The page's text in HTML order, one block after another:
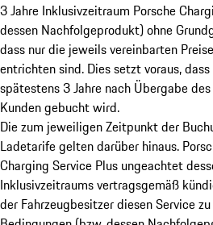
3 Jahre Inklusivzeitraum Porsche
dessen Nachfolgeprodukt) ohne
dass nur die jeweils vereinbarten
entrichten sind. Dies setzt voraus,
spätestens 3 Jahre nach Übergabe
Kunden gebucht wird.
Die zum jeweiligen Zeitpunkt der
Ladetarife gelten darüber hinaus.
Charging Service Plus ungeachtet
Inklusivzeitraums vertragsgemäß
der Fahrzeugbesitzer diesen Service